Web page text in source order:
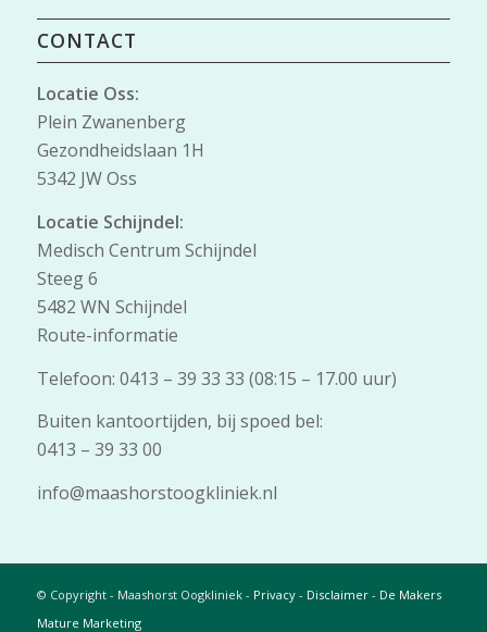
CONTACT
Locatie Oss:
Plein Zwanenberg
Gezondheidslaan 1H
5342 JW Oss
Locatie Schijndel:
Medisch Centrum Schijndel
Steeg 6
5482 WN Schijndel
Route-informatie
Telefoon: 0413 – 39 33 33 (08:15 – 17.00 uur)
Buiten kantoortijden, bij spoed bel:
0413 – 39 33 00
info@maashorstoogkliniek.nl
© Copyright - Maashorst Oogkliniek - Privacy- Disclaimer- De Makers
Mature Marketing